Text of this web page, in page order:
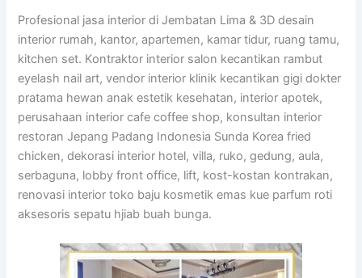
Profesional jasa interior di Jembatan Lima & 3D desain
interior rumah, kantor, apartemen, kamar tidur, ruang tamu,
kitchen set. Kontraktor interior salon kecantikan rambut
eyelash nail art, vendor interior klinik kecantikan gigi dokter
pratama hewan anak estetik kesehatan, interior apotek,
perusahaan interior cafe coffee shop, konsultan interior
restoran Jepang Padang Indonesia Sunda Korea fried
chicken, dekorasi interior hotel, villa, ruko, gedung, aula,
serbaguna, lobby front office, lift, kost-kostan kontrakan,
renovasi interior toko baju kosmetik emas kue parfum roti
aksesoris sepatu hjiab buah bunga.